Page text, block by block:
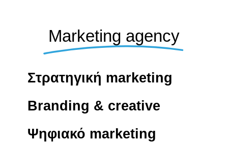
Marketing agency
Στρατηγική marketing
Branding & creative
Ψηφιακό marketing